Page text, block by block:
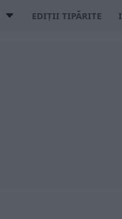
EDIȚII TIPĂRITE